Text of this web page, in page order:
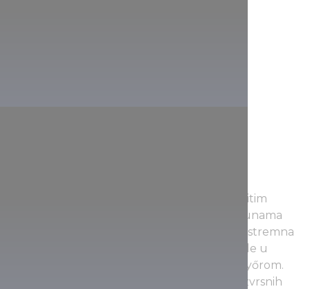
Iskusni turistički vodiči pratit će Vas na osobitim
izletima kao što su ture po rukavcima i lagunama
plavnog područja. 105 kilometara duga ekstremna
vodena tura ili ture motornim čamcima vode u
dunavske rukavce koji povezuju Rajku s Győrom.
Ljubitelji ribolova mogu pronaći na tisuće izvrsnih